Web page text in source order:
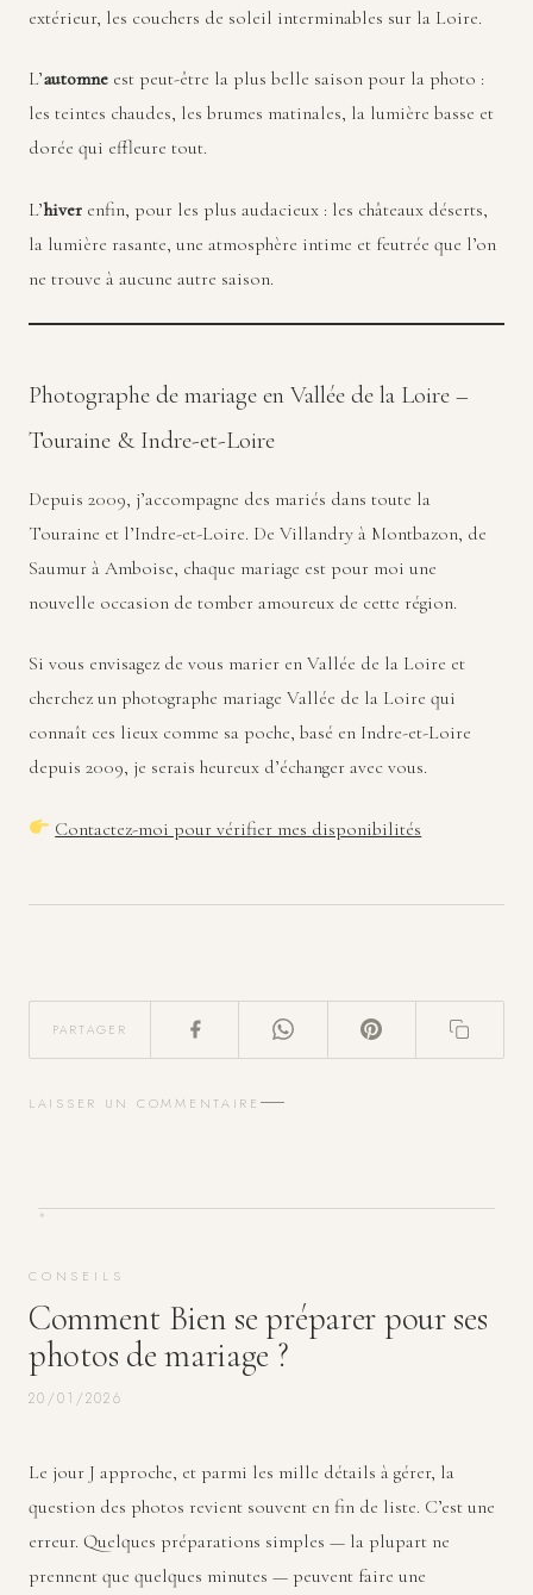
extérieur, les couchers de soleil interminables sur la Loire.
L’automne est peut-être la plus belle saison pour la photo :
les teintes chaudes, les brumes matinales, la lumière basse et
dorée qui effleure tout.
L’hiver enfin, pour les plus audacieux : les châteaux déserts,
la lumière rasante, une atmosphère intime et feutrée que l’on
ne trouve à aucune autre saison.
Photographe de mariage en Vallée de la Loire –
Touraine & Indre-et-Loire
Depuis 2009, j’accompagne des mariés dans toute la
Touraine et l’Indre-et-Loire. De Villandry à Montbazon, de
Saumur à Amboise, chaque mariage est pour moi une
nouvelle occasion de tomber amoureux de cette région.
Si vous envisagez de vous marier en Vallée de la Loire et
cherchez un photographe mariage Vallée de la Loire qui
connaît ces lieux comme sa poche, basé en Indre-et-Loire
depuis 2009, je serais heureux d’échanger avec vous.
Contactez-moi pour vérifier mes disponibilités
PARTAGER
LAISSER UN COMMENTAIRE
CONSEILS
Comment Bien se préparer pour ses
photos de mariage ?
20/01/2026
Le jour J approche, et parmi les mille détails à gérer, la
question des photos revient souvent en fin de liste. C’est une
erreur. Quelques préparations simples — la plupart ne
prennent que quelques minutes — peuvent faire une